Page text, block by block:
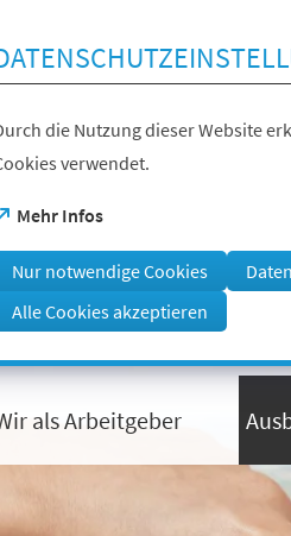
die Nutzung dieser Website
verwendet.
Mehr Infos
Tab)
Nur notwendige Cookies
Alle Cookies akzeptieren
als Arbeitgeber